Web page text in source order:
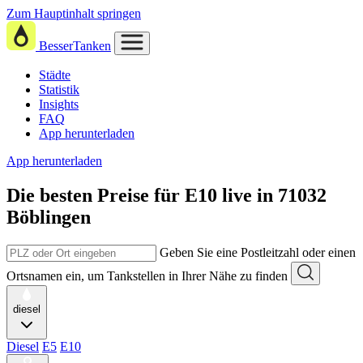
Zum Hauptinhalt springen
BesserTanken
Städte
Statistik
Insights
FAQ
App herunterladen
App herunterladen
Die besten Preise für E10 live in 71032
Böblingen
Geben Sie eine Postleitzahl oder einen
Ortsnamen ein, um Tankstellen in Ihrer Nähe zu finden
diesel
Diesel E5 E10